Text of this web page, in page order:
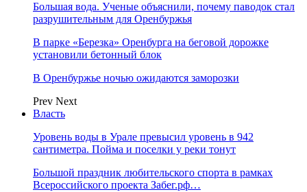
Большая вода. Ученые объяснили, почему паводок стал
разрушительным для Оренбуржья
В парке «Березка» Оренбурга на беговой дорожке
установили бетонный блок
В Оренбуржье ночью ожидаются заморозки
Prev Next
Власть
Уровень воды в Урале превысил уровень в 942
сантиметра. Пойма и поселки у реки тонут
Большой праздник любительского спорта в рамках
Всероссийского проекта Забег.рф…